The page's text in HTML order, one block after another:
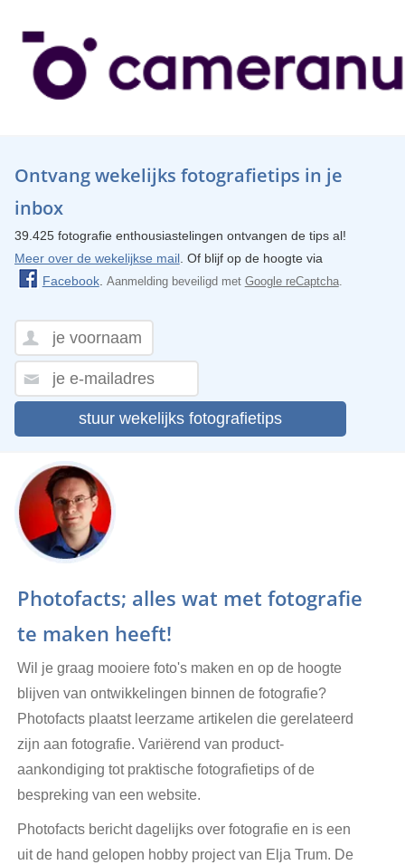
Ontvang wekelijks fotografietips in je
inbox
39.425 fotografie enthousiastelingen ontvangen de tips al!
Meer over de wekelijkse mail. Of blijf op de hoogte via
Facebook. Aanmelding beveiligd met Google reCaptcha.
stuur wekelijks fotografietips
Photofacts; alles wat met fotografie
te maken heeft!
Wil je graag mooiere foto's maken en op de hoogte
blijven van ontwikkelingen binnen de fotografie?
Photofacts plaatst leerzame artikelen die gerelateerd
zijn aan fotografie. Variërend van product-
aankondiging tot praktische fotografietips of de
bespreking van een website.
Photofacts bericht dagelijks over fotografie en is een
uit de hand gelopen hobby project van Elja Trum. De